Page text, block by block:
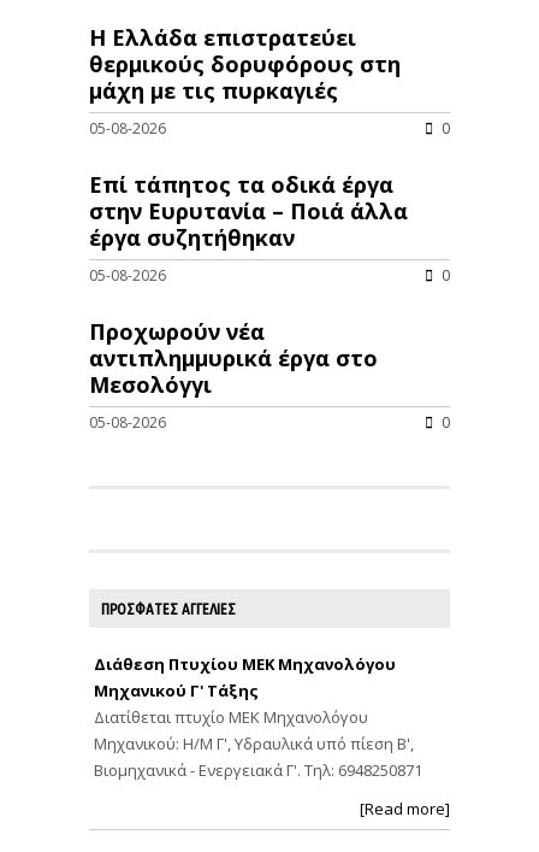
Η Ελλάδα επιστρατεύει
θερμικούς δορυφόρους στη
μάχη με τις πυρκαγιές
05-08-2026 0
Επί τάπητος τα οδικά έργα
στην Ευρυτανία – Ποιά άλλα
έργα συζητήθηκαν
05-08-2026 0
Προχωρούν νέα
αντιπλημμυρικά έργα στο
Μεσολόγγι
05-08-2026 0
ΠΡΟΣΦΑΤΕΣ ΑΓΓΕΛΙΕΣ
Διάθεση Πτυχίου ΜΕΚ Μηχανολόγου
Μηχανικού Γ' Τάξης
Διατίθεται πτυχίο ΜΕΚ Μηχανολόγου
Μηχανικού: Η/Μ Γ', Υδραυλικά υπό πίεση Β',
Βιομηχανικά - Ενεργειακά Γ'. Τηλ: 6948250871
[Read more]